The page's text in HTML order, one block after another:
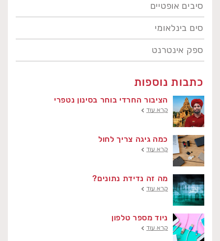
סיבים אופטיים
סים בינלאומי
ספק אינטרנט
כתבות נוספות
הציבור החרדי בוחר בסינון נטפרי
קרא עוד
כמה גיגה צריך לחול
קרא עוד
מה זה נדידת נתונים?
קרא עוד
ניוד מספר טלפון
קרא עוד